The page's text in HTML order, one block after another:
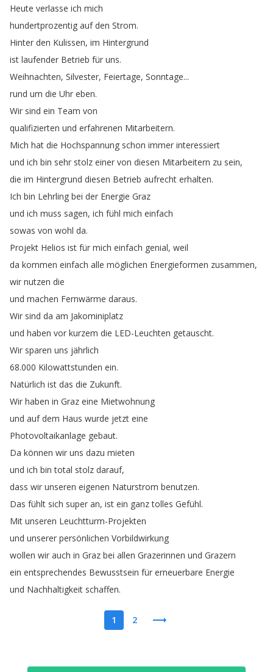
Heute verlasse ich mich
hundertprozentig auf den Strom.
Hinter den Kulissen, im Hintergrund
ist laufender Betrieb für uns.
Weihnachten, Silvester, Feiertage, Sonntage...
rund um die Uhr eben.
Wir sind ein Team von
qualifizierten und erfahrenen Mitarbeitern.
Mich hat die Hochspannung schon immer interessiert
und ich bin sehr stolz einer von diesen Mitarbeitern zu sein,
die im Hintergrund diesen Betrieb aufrecht erhalten.
Ich bin Lehrling bei der Energie Graz
und ich muss sagen, ich fühl mich einfach
sowas von wohl da.
Projekt Helios ist für mich einfach genial, weil
da kommen einfach alle möglichen Energieformen zusammen,
wir nutzen die
und machen Fernwärme daraus.
Wir sind da am Jakominiplatz
und haben vor kurzem die LED-Leuchten getauscht.
Wir sparen uns jährlich
68.000 Kilowattstunden ein.
Natürlich ist das die Zukunft.
Wir haben in Graz eine Mietwohnung
und auf dem Haus wurde jetzt eine
Photovoltaikanlage gebaut.
Da können wir uns dazu mieten
und ich bin total stolz darauf,
dass wir unseren eigenen Naturstrom benutzen.
Das fühlt sich super an, ist ein ganz tolles Gefühl.
Mit unseren Leuchtturm-Projekten
und unserer persönlichen Vorbildwirkung
wollen wir auch in Graz bei allen Grazerinnen und Grazern
ein entsprechendes Bewusstsein für erneuerbare Energie
und Nachhaltigkeit schaffen.
1 2